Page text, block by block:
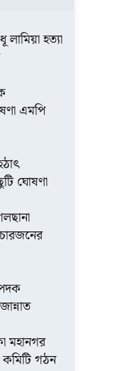
হত্যা
এমপি
ঘোষণা
মহানগর
কমিটি গঠন